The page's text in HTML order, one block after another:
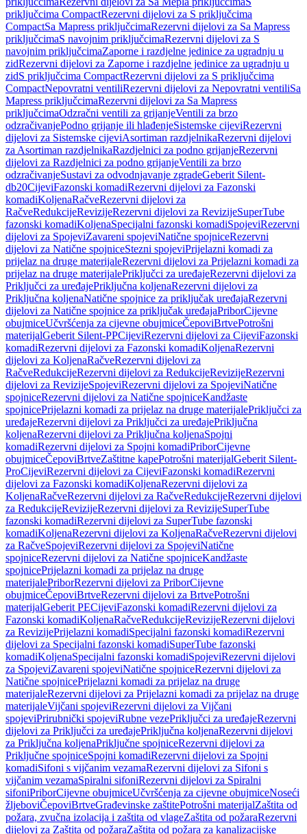
priključcima CompactRezervni dijelovi za S priključcima
CompactSa Mapress priključcimaRezervni dijelovi za Sa Mapress
priključcimaS navojnim priključcimaRezervni dijelovi za S
navojnim priključcimaZaporne i razdjelne jedinice za ugradnju u
zidRezervni dijelovi za Zaporne i razdjelne jedinice za ugradnju u
zidS priključcima CompactRezervni dijelovi za S priključcima
CompactNepovratni ventiliRezervni dijelovi za Nepovratni ventiliSa
Mapress priključcimaRezervni dijelovi za Sa Mapress
priključcimaOdzračni ventili za grijanjeVentili za brzo
odzračivanjePodno grijanje ili hlađenjeSistemske cijeviRezervni
dijelovi za Sistemske cijeviAsortiman razdjelnikaRezervni dijelovi
za Asortiman razdjelnikaRazdjelnici za podno grijanjeRezervni
dijelovi za Razdjelnici za podno grijanjeVentili za brzo
odzračivanjeSustavi za odvodnjavanje zgradeGeberit Silent-
db20CijeviFazonski komadiRezervni dijelovi za Fazonski
komadiKoljenaRačveRezervni dijelovi za
RačveRedukcijeRevizijeRezervni dijelovi za RevizijeSuperTube
fazonski komadiKoljenaSpecijalni fazonski komadiSpojeviRezervni
dijelovi za SpojeviZavareni spojeviNatične spojniceRezervni
dijelovi za Natične spojniceStezni spojeviPrijelazni komadi za
prijelaz na druge materijaleRezervni dijelovi za Prijelazni komadi za
prijelaz na druge materijalePriključci za uređajeRezervni dijelovi za
Priključci za uređajePriključna koljenaRezervni dijelovi za
Priključna koljenaNatične spojnice za priključak uređajaRezervni
dijelovi za Natične spojnice za priključak uređajaPriborCijevne
obujmiceUčvršćenja za cijevne obujmiceČepoviBrtvePotrošni
materijalGeberit Silent-PPCijeviRezervni dijelovi za CijeviFazonski
komadiRezervni dijelovi za Fazonski komadiKoljenaRezervni
dijelovi za KoljenaRačveRezervni dijelovi za
RačveRedukcijeRezervni dijelovi za RedukcijeRevizijeRezervni
dijelovi za RevizijeSpojeviRezervni dijelovi za SpojeviNatične
spojniceRezervni dijelovi za Natične spojniceKandžaste
spojnicePrijelazni komadi za prijelaz na druge materijalePriključci za
uređajeRezervni dijelovi za Priključci za uređajePriključna
koljenaRezervni dijelovi za Priključna koljenaSpojni
komadiRezervni dijelovi za Spojni komadiPriborCijevne
obujmiceČepoviBrtveZaštitne kapePotrošni materijalGeberit Silent-
ProCijeviRezervni dijelovi za CijeviFazonski komadiRezervni
dijelovi za Fazonski komadiKoljenaRezervni dijelovi za
KoljenaRačveRezervni dijelovi za RačveRedukcijeRezervni dijelovi
za RedukcijeRevizijeRezervni dijelovi za RevizijeSuperTube
fazonski komadiRezervni dijelovi za SuperTube fazonski
komadiKoljenaRezervni dijelovi za KoljenaRačveRezervni dijelovi
za RačveSpojeviRezervni dijelovi za SpojeviNatične
spojniceRezervni dijelovi za Natične spojniceKandžaste
spojnicePrijelazni komadi za prijelaz na druge
materijalePriborRezervni dijelovi za PriborCijevne
obujmiceČepoviBrtveRezervni dijelovi za BrtvePotrošni
materijalGeberit PECijeviFazonski komadiRezervni dijelovi za
Fazonski komadiKoljenaRačveRedukcijeRevizijeRezervni dijelovi
za RevizijePrijelazni komadiSpecijalni fazonski komadiRezervni
dijelovi za Specijalni fazonski komadiSuperTube fazonski
komadiKoljenaSpecijalni fazonski komadiSpojeviRezervni dijelovi
za SpojeviZavareni spojeviNatične spojniceRezervni dijelovi za
Natične spojnicePrijelazni komadi za prijelaz na druge
materijaleRezervni dijelovi za Prijelazni komadi za prijelaz na druge
materijaleVijčani spojeviRezervni dijelovi za Vijčani
spojeviPrirubnički spojeviRubne vezePriključci za uređajeRezervni
dijelovi za Priključci za uređajePriključna koljenaRezervni dijelovi
za Priključna koljenaPriključne spojniceRezervni dijelovi za
Priključne spojniceSpojni komadiRezervni dijelovi za Spojni
komadiSifoni s vijčanim vezamaRezervni dijelovi za Sifoni s
vijčanim vezamaSpiralni sifoniRezervni dijelovi za Spiralni
sifoniPriborCijevne obujmiceUčvršćenja za cijevne obujmiceNoseći
žljeboviČepoviBrtveGrađevinske zaštitePotrošni materijalZaštita od
požara, zvučna izolacija i zaštita od vlageZaštita od požaraRezervni
dijelovi za Zaštita od požaraZaštita od požara za kanalizacijske